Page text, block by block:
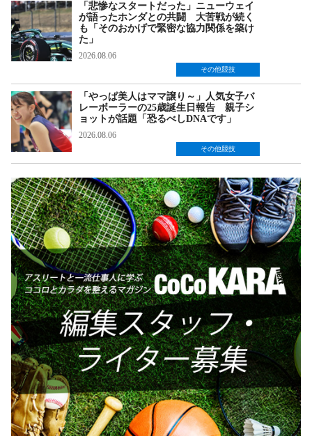
「悲惨なスタートだった」ニューウェイ
が語ったホンダとの共闘 大苦戦が続く
も「そのおかげで緊密な協力関係を築け
た」
2026.08.06
その他競技
「やっぱ美人はママ譲り～」人気女子バ
レーボーラーの25歳誕生日報告 親子シ
ョットが話題「恐るべしDNAです」
2026.08.06
その他競技